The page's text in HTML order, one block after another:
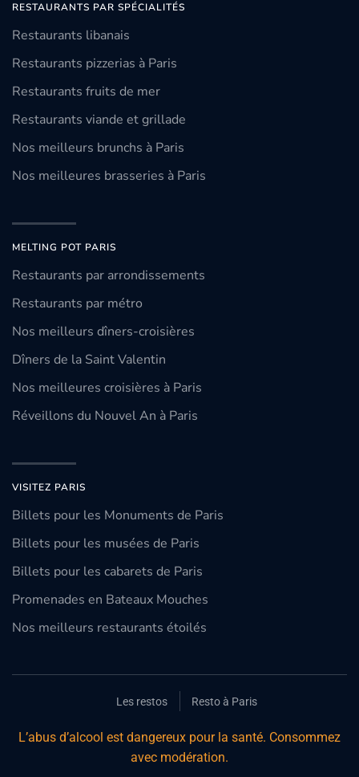
RESTAURANTS PAR SPÉCIALITÉS
Restaurants libanais
Restaurants pizzerias à Paris
Restaurants fruits de mer
Restaurants viande et grillade
Nos meilleurs brunchs à Paris
Nos meilleures brasseries à Paris
MELTING POT PARIS
Restaurants par arrondissements
Restaurants par métro
Nos meilleurs dîners-croisières
Dîners de la Saint Valentin
Nos meilleures croisières à Paris
Réveillons du Nouvel An à Paris
VISITEZ PARIS
Billets pour les Monuments de Paris
Billets pour les musées de Paris
Billets pour les cabarets de Paris
Promenades en Bateaux Mouches
Nos meilleurs restaurants étoilés
Les restos Resto à Paris
L’abus d’alcool est dangereux pour la santé. Consommez
avec modération.